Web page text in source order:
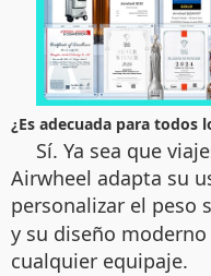
¿Es adecuada para todos
Sí. Ya sea que
Airwheel adapta su
personalizar el peso
y su diseño
cualquier equipaje.